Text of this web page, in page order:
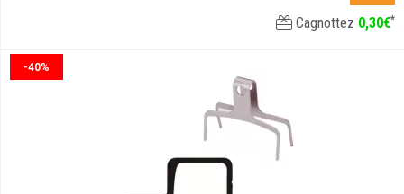
Cagnottez 0,30€*
-40%